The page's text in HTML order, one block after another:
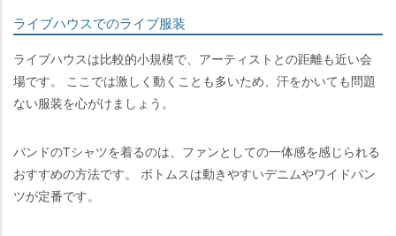
ライブハウスでのライブ服装
ライブハウスは比較的小規模で、アーティストとの距離も近い会
場です。 ここでは激しく動くことも多いため、汗をかいても問題
ない服装を心がけましょう。
バンドのTシャツを着るのは、ファンとしての一体感を感じられる
おすすめの方法です。 ボトムスは動きやすいデニムやワイドパン
ツが定番です。